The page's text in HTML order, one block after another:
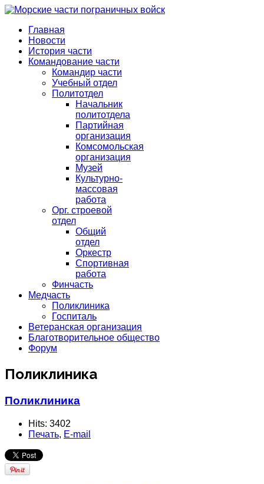
Главная
Новости
История части
Командование части
Командир части
Учебный отдел
Политотдел
Начальник
политотдела
Партийная
организация
Комсомольская
организация
Музей
Культурно-
массовая
работа
Орг. строевой
отдел
Общий
отдел
Оркестр
Спортивная
работа
Финчасть
Медчасть
Поликлиника
Госпиталь
Ветеранская организация
Благотворительное общество
Форум
Поликлиника
Поликлиника
Hits: 3402
Печать, E-mail